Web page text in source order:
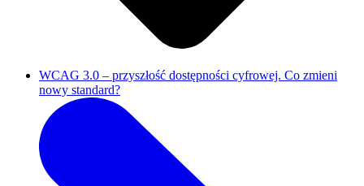
WCAG 3.0 – przyszłość dostępności cyfrowej. Co zmieni
nowy standard?